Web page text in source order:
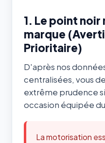
1. Le point
marque
Prioritaire)
D'après nos
centralisées, vous
extrême prudence
occasion équipée
La motorisation